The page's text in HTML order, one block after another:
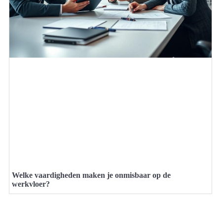
Welke vaardigheden maken je onmisbaar op de
werkvloer?